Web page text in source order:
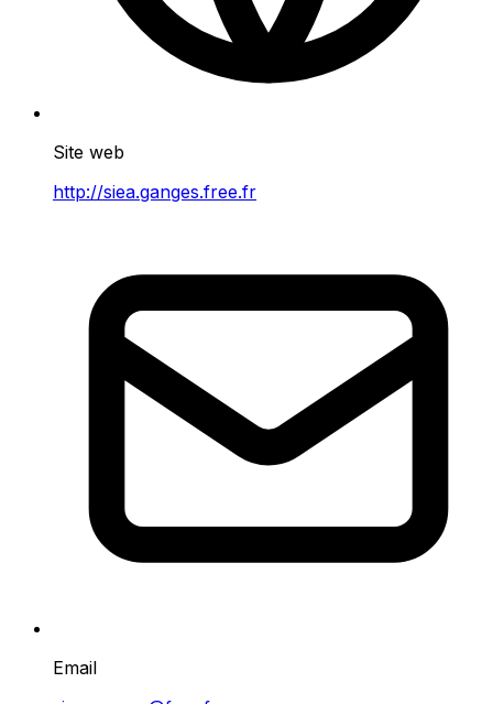
Site web
http://siea.ganges.free.fr
Email